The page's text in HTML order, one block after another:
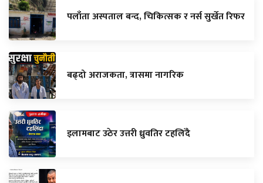
पलाँता अस्पताल बन्द, चिकित्सक र नर्स सुर्खेत रिफर
बढ्दो अराजकता, त्रासमा नागरिक
इलामबाट उठेर उत्तरी ध्रुवतिर टहलिँदै